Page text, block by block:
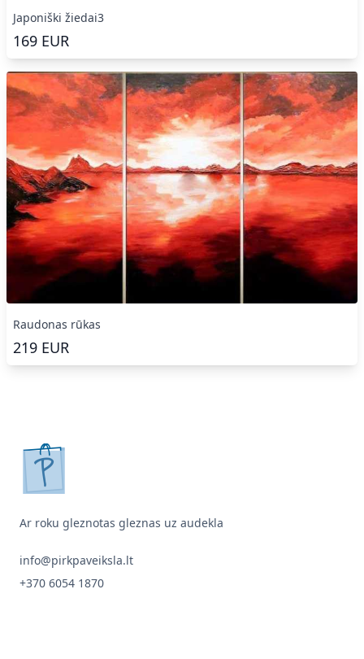
Japoniški žiedai3
169 EUR
Raudonas rūkas
219 EUR
pirkpaveiksla.lt
Ar roku gleznotas gleznas uz audekla
info@pirkpaveiksla.lt
+370 6054 1870